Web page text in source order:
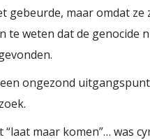
gebeurde, maar omdat ze
te weten dat de genocide
ongezond
“laat maar komen”… was